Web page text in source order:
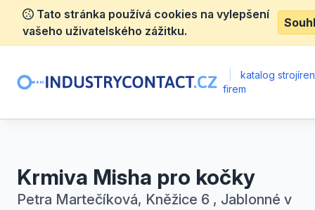
Tato stránka používá cookies na vylepšení
vašeho uživatelského zážitku.
katalog
firem
Krmiva Misha pro kočky
Petra Martečíková, Kněžice 6 , Jablonné v